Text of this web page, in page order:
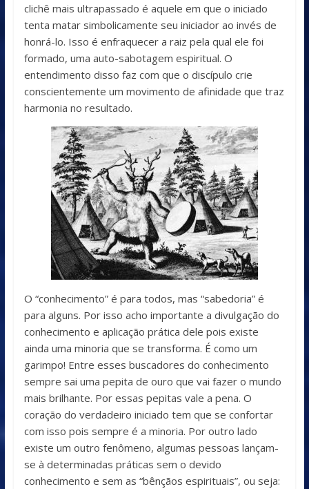
clichê mais ultrapassado é aquele em que o iniciado
tenta matar simbolicamente seu iniciador ao invés de
honrá-lo. Isso é enfraquecer a raiz pela qual ele foi
formado, uma auto-sabotagem espiritual. O
entendimento disso faz com que o discípulo crie
conscientemente um movimento de afinidade que traz
harmonia no resultado.
O “conhecimento” é para todos, mas “sabedoria” é
para alguns. Por isso acho importante a divulgação do
conhecimento e aplicação prática dele pois existe
ainda uma minoria que se transforma. É como um
garimpo! Entre esses buscadores do conhecimento
sempre sai uma pepita de ouro que vai fazer o mundo
mais brilhante. Por essas pepitas vale a pena. O
coração do verdadeiro iniciado tem que se confortar
com isso pois sempre é a minoria. Por outro lado
existe um outro fenômeno, algumas pessoas lançam-
se à determinadas práticas sem o devido
conhecimento e sem as “bênçãos espirituais”, ou seja: